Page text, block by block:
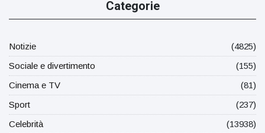
Categorie
Notizie
(4825)
Sociale e divertimento
(155)
Cinema e TV
(81)
Sport
(237)
Celebrità
(13938)